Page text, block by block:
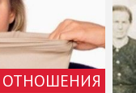
ОТНОШЕНИЯ